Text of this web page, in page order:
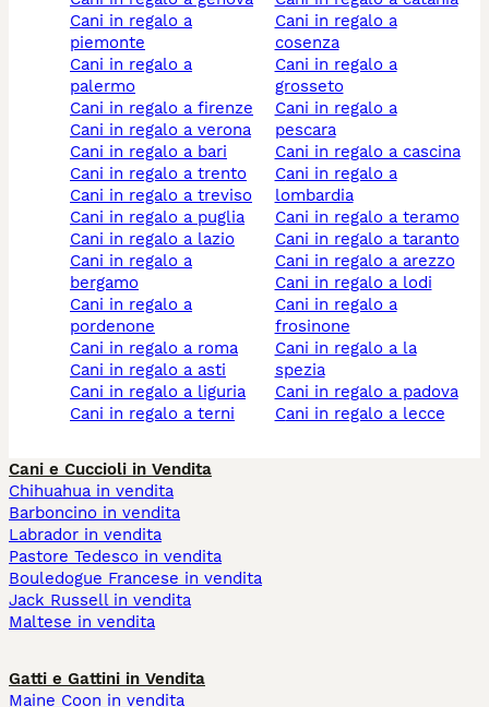
cani in regalo a
piemonte
cani in regalo a
palermo
cani in regalo a firenze
cani in regalo a verona
cani in regalo a bari
cani in regalo a trento
cani in regalo a treviso
cani in regalo a puglia
cani in regalo a lazio
cani in regalo a
bergamo
cani in regalo a
pordenone
cani in regalo a roma
cani in regalo a asti
cani in regalo a liguria
cani in regalo a terni
cani in regalo a
cosenza
cani in regalo a
grosseto
cani in regalo a
pescara
cani in regalo a cascina
cani in regalo a
lombardia
cani in regalo a teramo
cani in regalo a taranto
cani in regalo a arezzo
cani in regalo a lodi
cani in regalo a
frosinone
cani in regalo a la
spezia
cani in regalo a padova
cani in regalo a lecce
Cani e Cuccioli in Vendita
Chihuahua in vendita
Barboncino in vendita
Labrador in vendita
Pastore Tedesco in vendita
Bouledogue Francese in vendita
Jack Russell in vendita
Maltese in vendita
Gatti e Gattini in Vendita
Maine Coon in vendita